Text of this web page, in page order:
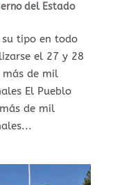
del Estado
su tipo en todo
el 27 y 28
de mil
El Pueblo
de mil